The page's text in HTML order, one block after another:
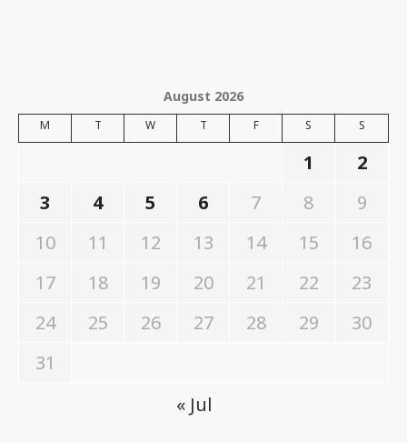
August 2026
M T W T F S S
1
2
3
4 5 6 7 8
9
10
11 12 13 14 15
16
17
18 19 20 21 22
23
24
25 26 27 28 29
30
31
« Jul